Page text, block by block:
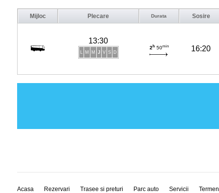
Mijloc Plecare Durata Sosire
13:30
L M M J V S D
2 h50min 16:20
Acasa Rezervari Trasee si preturi Parc auto Servicii